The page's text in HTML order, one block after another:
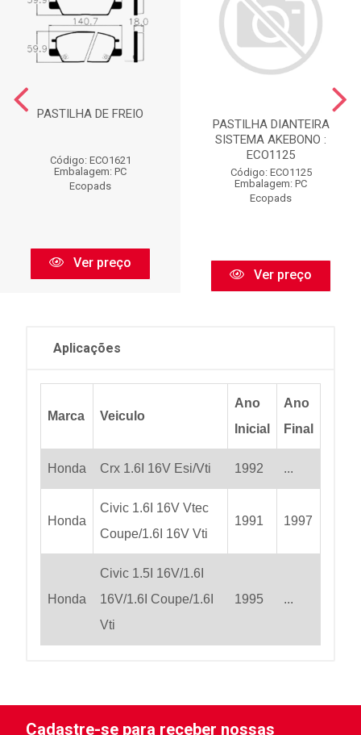
PASTILHA DE FREIO
Código: ECO1621
Embalagem: PC
Ecopads
Ver preço
PASTILHA DIANTEIRA
SISTEMA AKEBONO :
ECO1125
Código: ECO1125
Embalagem: PC
Ecopads
Ver preço
Aplicações
Marca Veiculo
Ano
Inicial
Ano
Final
Honda Crx 1.6I 16V Esi/Vti 1992 ...
Honda
Civic 1.6I 16V Vtec
Coupe/1.6I 16V Vti
1991 1997
Honda
Civic 1.5I 16V/1.6I
16V/1.6I Coupe/1.6I
Vti
1995 ...
Cadastre-se para receber nossas